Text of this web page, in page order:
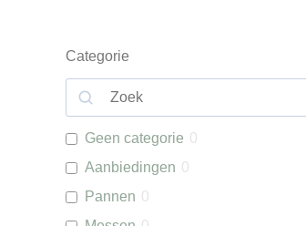
Categorie
Geen categorie 0
Aanbiedingen 0
Pannen 0